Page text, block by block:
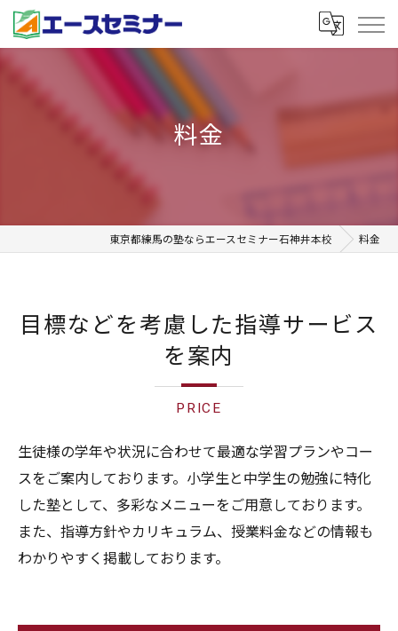
料金
東京都練馬の塾ならエースセミナー石神井本校 料金
目標などを考慮した指導サービス
を案内
PRICE
生徒様の学年や状況に合わせて最適な学習プランやコー
スをご案内しております。小学生と中学生の勉強に特化
した塾として、多彩なメニューをご用意しております。
また、指導方針やカリキュラム、授業料金などの情報も
わかりやすく掲載しております。